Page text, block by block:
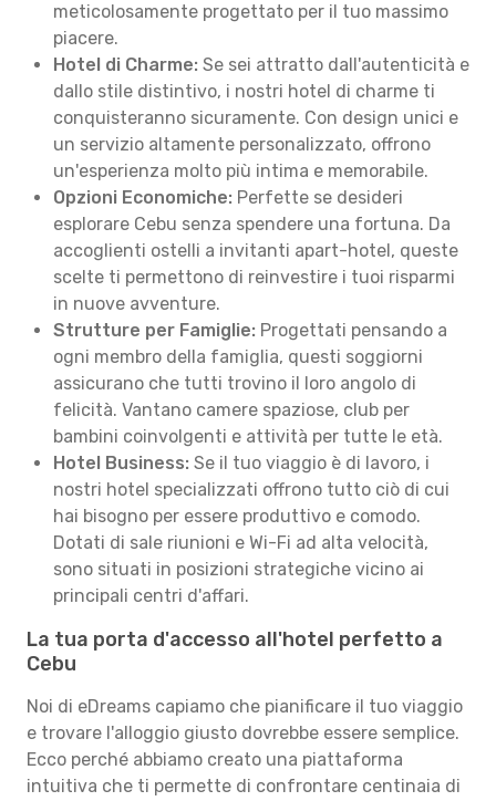
meticolosamente progettato per il tuo massimo
piacere.
Hotel di Charme: Se sei attratto dall'autenticità e
dallo stile distintivo, i nostri hotel di charme ti
conquisteranno sicuramente. Con design unici e
un servizio altamente personalizzato, offrono
un'esperienza molto più intima e memorabile.
Opzioni Economiche: Perfette se desideri
esplorare Cebu senza spendere una fortuna. Da
accoglienti ostelli a invitanti apart-hotel, queste
scelte ti permettono di reinvestire i tuoi risparmi
in nuove avventure.
Strutture per Famiglie: Progettati pensando a
ogni membro della famiglia, questi soggiorni
assicurano che tutti trovino il loro angolo di
felicità. Vantano camere spaziose, club per
bambini coinvolgenti e attività per tutte le età.
Hotel Business: Se il tuo viaggio è di lavoro, i
nostri hotel specializzati offrono tutto ciò di cui
hai bisogno per essere produttivo e comodo.
Dotati di sale riunioni e Wi-Fi ad alta velocità,
sono situati in posizioni strategiche vicino ai
principali centri d'affari.
La tua porta d'accesso all'hotel perfetto a
Cebu
Noi di eDreams capiamo che pianificare il tuo viaggio
e trovare l'alloggio giusto dovrebbe essere semplice.
Ecco perché abbiamo creato una piattaforma
intuitiva che ti permette di confrontare centinaia di